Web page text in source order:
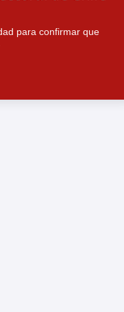
para confirmar que